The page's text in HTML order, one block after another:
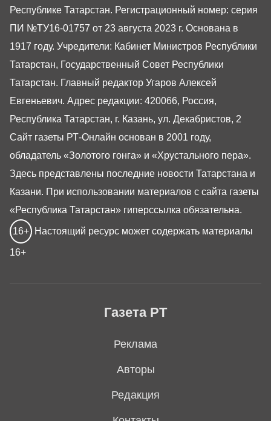
Газета РТ
Реклама
Авторы
Редакция
Республике Татарстан. Регистрационный номер: серия
ПИ №ТУ16-01757 от 23 августа 2023 г. Основана в
1917 году. Учредители: Кабинет Министров Республики
Татарстан, Государственный Совет Республики
Татарстан. Главный редактор Угаров Алексей
Евгеньевич. Адрес редакции: 420066, Россия,
Республика Татарстан, г. Казань, ул. Декабристов, 2
Сайт газеты РТ-Онлайн основан в 2001 году,
обладатель «Золотого гонга» и «Хрустального пера».
Здесь представлены последние новости Татарстана и
Казани. При использовании материалов с сайта газеты
«Республика Татарстан» гиперссылка обязательна.
16+ Настоящий ресурс может содержать материалы
16+